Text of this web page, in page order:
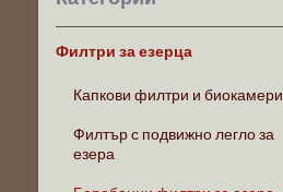
Филтри за езерца
Капкови филтри и биокамери
Филтър с подвижно легло за
езера